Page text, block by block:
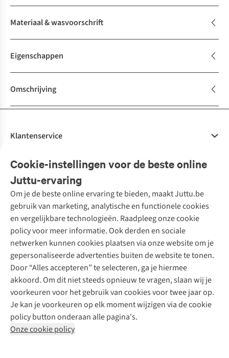
Materiaal & wasvoorschrift
Eigenschappen
Omschrijving
Cookie-instellingen voor de beste online
Juttu-ervaring
Om je de beste online ervaring te bieden, maakt Juttu.be
gebruik van marketing, analytische en functionele cookies
en vergelijkbare technologieën. Raadpleeg onze cookie
policy voor meer informatie. Ook derden en sociale
netwerken kunnen cookies plaatsen via onze website om je
gepersonaliseerde advertenties buiten de website te tonen.
Door “Alles accepteren” te selecteren, ga je hiermee
akkoord. Om dit niet steeds opnieuw te vragen, slaan wij je
voorkeuren voor het gebruik van cookies voor twee jaar op.
Je kan je voorkeuren op elk moment wijzigen via de cookie
policy button onderaan alle pagina's.
Onze cookie policy
Klantenservice
Bestellen
Betalen
10% studentenkorting
Klarna - achteraf betalen
Levering
Retourneren
Bestelling herroepen
Garantie
Contact
Onze diensten
Tweedehands - ReJUsed
Kledingatelier
Personal shopping
Textielbox
Events / workshops
Juttu
Over ons
Juttu Friends
Inspiratie
Werken bij Juttu
Onze winkels
De wereld van Juttu
Verantwoord ondernemen
Toegankelijkheidsverklaring
Merken
Nathalie Vleeschouwer
Selected dames
HKLiving
Dickies
Sessùn
Strom
O My Bag
Revolution
Meld je aan voor de nieuwsbrief
Follow us